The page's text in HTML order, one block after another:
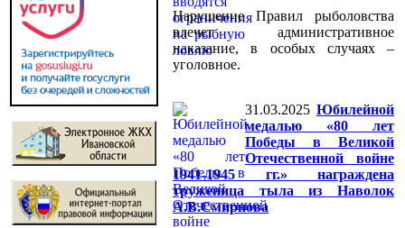
Нарушение Правил рыболовства
влечет административное
наказание, в особых случаях –
уголовное.
31.03.2025 Юбилейной
медалью «80 лет
Победы в Великой
Отечественной войне
1941-1945 гг.» награждена
труженица тыла из Наволок
А.В.Смирнова